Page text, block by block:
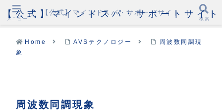
【公式】マインドスパ・サポートサイト
Home AVSテクノロジー
周波数同調現
象
周波数同調現象
メニュー
【公式】マインドスパ・サポートサイト
検索